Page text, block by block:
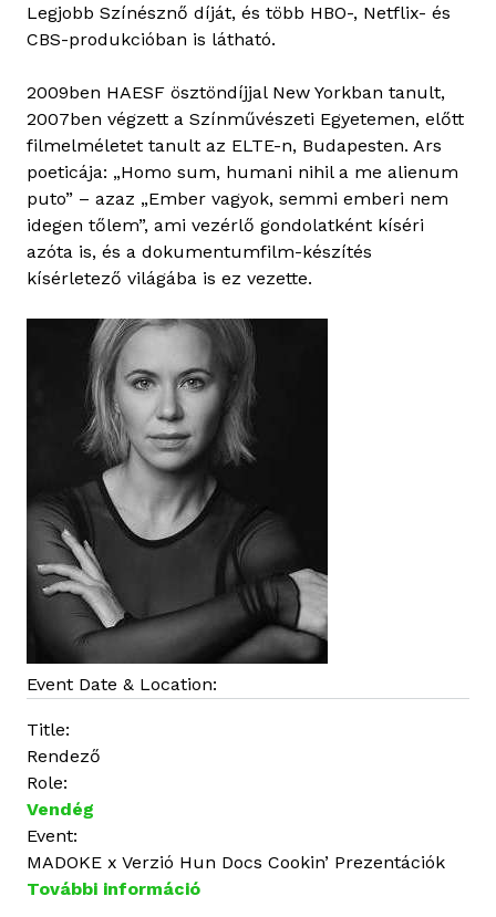
a
r
a
l
o
m
m
a
l
k
p
s
o
l
t
o
n
Legjobb Színésznő díját, és több HBO-, Netflix- és
CBS-produkcióban is látható.
2009ben HAESF ösztöndíjjal New Yorkban tanult,
2007ben végzett a Színművészeti Egyetemen, előtt
filmelméletet tanult az ELTE-n, Budapesten. Ars
poeticája: „Homo sum, humani nihil a me alienum
puto” – azaz „Ember vagyok, semmi emberi nem
idegen tőlem”, ami vezérlő gondolatként kíséri
azóta is, és a dokumentumfilm-készítés
kísérletező világába is ez vezette.
Event Date & Location:
Title:
Rendező
Role:
Vendég
Event:
MADOKE x Verzió Hun Docs Cookin’ Prezentációk
További információ